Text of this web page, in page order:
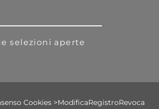
selezioni aperte
Cookies >ModificaRegistroRevoca